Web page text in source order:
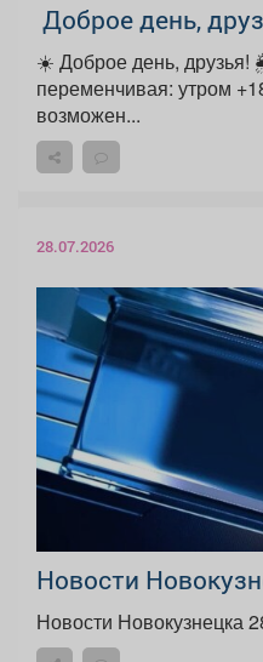
Доброе день,
☀️ Доброе день, друзья! 🌦 Погода сегодня
переменчивая: утром
возможен...
28.07.2026
Новости
Новости Новокузнецка